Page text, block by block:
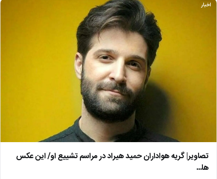
اخبار
تصاویر| گریه هواداران حمید هیراد در مراسم تشییع او/ این عکس
ها…